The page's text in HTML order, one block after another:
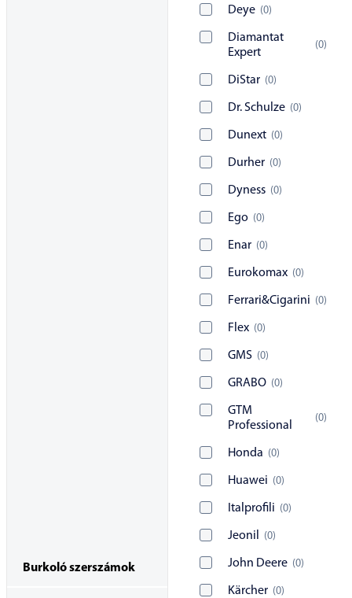
Deye (0)
Diamantat
Expert
(0)
DiStar (0)
Dr. Schulze (0)
Dunext (0)
Durher (0)
Dyness (0)
Ego (0)
Enar (0)
Eurokomax (0)
Ferrari&Cigarini (0)
Flex (0)
GMS (0)
GRABO (0)
GTM
Professional
(0)
Honda (0)
Huawei (0)
Italprofili (0)
Jeonil (0)
John Deere (0)
Kärcher (0)
Burkoló szerszámok